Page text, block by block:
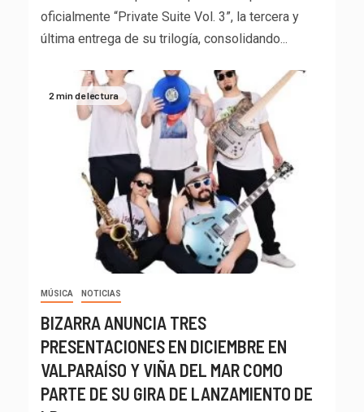
oficialmente “Private Suite Vol. 3”, la tercera y
última entrega de su trilogía, consolidando...
2 min de lectura
MÚSICA NOTICIAS
BIZARRA ANUNCIA TRES
PRESENTACIONES EN DICIEMBRE EN
VALPARAÍSO Y VIÑA DEL MAR COMO
PARTE DE SU GIRA DE LANZAMIENTO DE